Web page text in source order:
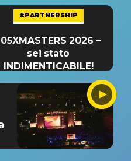
#PARTNERSHIP
2026 –
sei stato
INDIMENTICABILE!